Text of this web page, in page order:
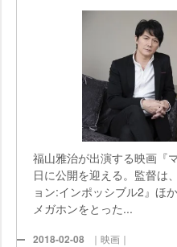
福山雅治が出演する映画『
日に公開を迎える。監督は
ョン:インポッシブル2』ほ
メガホンをとった...
2018-02-08 ｜映画｜